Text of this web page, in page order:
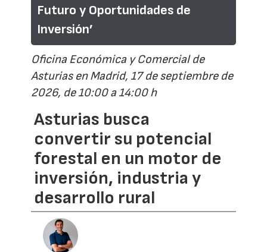
Futuro y Oportunidades de
Inversión’
Oficina Económica y Comercial de
Asturias en Madrid, 17 de septiembre de
2026, de 10:00 a 14:00 h
Asturias busca
convertir su potencial
forestal en un motor de
inversión, industria y
desarrollo rural